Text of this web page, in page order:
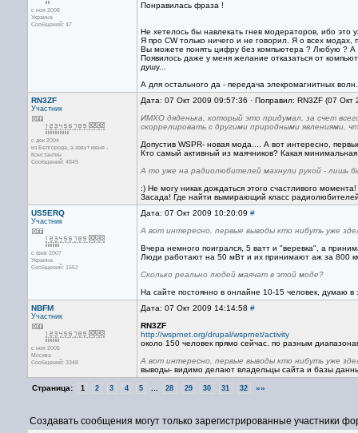
с ноя 2008
Украина
Сообщений: 47
Понравилась фраза !
Не хетелось бы навлекать гнев модераторов, ибо
Я про CW только ничего и не говорил. Я о всех
Вы можете понять цифру без компьютера ? Любую ?
Появилось даже у меня желание отказаться от
душу...
А для остального да - передача элекромагнитных волн.
RN3ZF
Участник
с дек 2004
из Белгорода, а зовут меня -
Константин
Сообщений: 4849
Дата: 07 Окт 2009 09:57:36 · Поправил: RN3ZF (07
ИМХО дяденька, который это придумал, за счет
скоррелировать с другими природными явлениями,
Допустив WSPR- новая мода.... А вот интересно,
Кто самый активный из маячников? Какая
А то уже на радиолюбителей махнули рукой - лишь
:) Не могу никак дождаться этого счастливого
Засада! Где найти вымирающий класс
US5ERQ
Участник
с фев 2007
Украина
Сообщений: 1552
Дата: 07 Окт 2009 10:20:09 #
А вот интересно, первые выводы кто нибуть уже
Вчера немного поигрался, 5 ватт и "веревка", а
Люди работают на 50 мВт и их принимают аж за 800
Сколько реально людей маячат в этой моде?
На сайте постоянно в онлайне 10-15 человек, думаю
NBFM
Участник
с ноя 2005
Москва
Сообщений: 3348
Дата: 07 Окт 2009 14:14:58 #
RN3ZF
http://wsprnet.org/drupal/wsprnet/activity
около 150 человек прямо сейчас. по разным
А вот интересно, первые выводы кто нибуть уже
выводы- видимо делают владельцы сайта и базы
Страница: 1 2 3 4 5 28 29 30 31 32 »»
Создавать сообщения могут только зарегистрированные участники